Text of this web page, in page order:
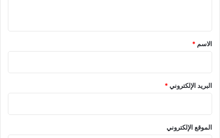
*
الاسم *
البريد الإلكتروني*
الموقع الإلكتروني